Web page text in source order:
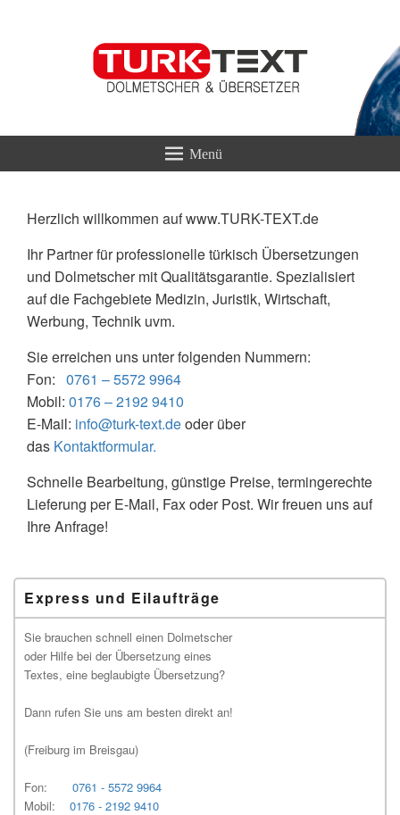
Herzlich willkommen auf www.TURK-TEXT.de
Ihr Partner für professionelle türkisch Übersetzungen
und Dolmetscher mit Qualitätsgarantie. Spezialisiert
auf die Fachgebiete Medizin, Juristik, Wirtschaft,
Werbung, Technik uvm.
Sie erreichen uns unter folgenden Nummern:
Fon: 0761 – 5572 9964
Mobil: 0176 – 2192 9410
E-Mail: info@turk-text.deoder über
das Kontaktformular.
Schnelle Bearbeitung, günstige Preise, termingerechte
Lieferung per E-Mail, Fax oder Post. Wir freuen uns auf
Ihre Anfrage!
Primärer
Seitenleisten-
Widgetbereich
Express und Eilaufträge
Sie brauchen schnell einen Dolmetscher
oder Hilfe bei der Übersetzung eines
Textes, eine beglaubigte Übersetzung?
Dann rufen Sie uns am besten direkt an!
(Freiburg im Breisgau)
Fon: 0761 - 5572 9964
Mobil: 0176 - 2192 9410